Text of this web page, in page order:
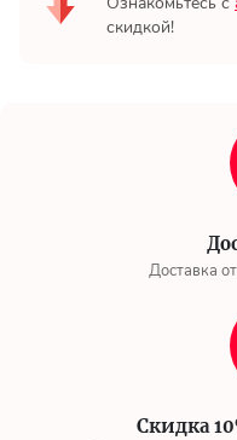
скидкой!
Доставка
Скидка